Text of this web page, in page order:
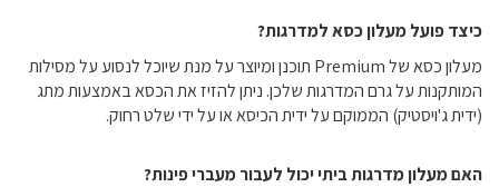
כיצד פועל מעלון כסא למדרגות?
מעלון כסא של Premium תוכנן ומיוצר על מנת שיוכל לנסוע על מסילות
המותקנות על גרם המדרגות שלכן. ניתן להזיז את הכסא באמצעות מתג
(ידית ג'ויסטיק) הממוקם על ידית הכיסא או על ידי שלט רחוק.
האם מעלון מדרגות ביתי יכול לעבור מעברי פינות?